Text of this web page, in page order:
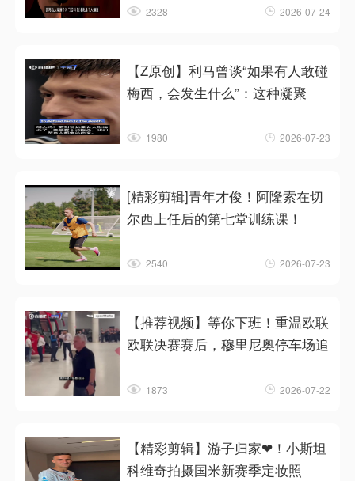
2328 2026-07-24
【Z原创】利马曾谈“如果有人敢碰
梅西，会发生什么”：这种凝聚
1980 2026-07-23
[精彩剪辑]青年才俊！阿隆索在切
尔西上任后的第七堂训练课！
2540 2026-07-23
【推荐视频】等你下班！重温欧联
欧联决赛赛后，穆里尼奥停车场追
1873 2026-07-22
【精彩剪辑】游子归家❤！小斯坦
科维奇拍摄国米新赛季定妆照